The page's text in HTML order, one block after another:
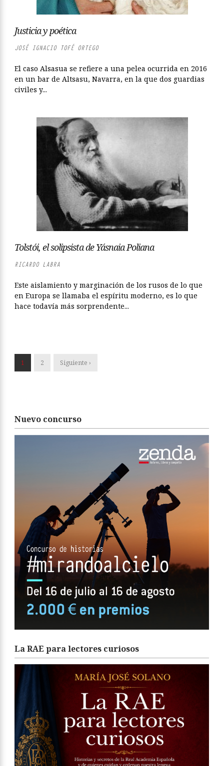
Justicia y poética
JOSÉ IGNACIO TOFÉ ORTEGO
El caso Alsasua se refiere a una pelea ocurrida en 2016
en un bar de Altsasu, Navarra, en la que dos guardias
civiles y...
Tolstói, el solipsista de Yásnaia Poliana
RICARDO LABRA
Este aislamiento y marginación de los rusos de lo que
en Europa se llamaba el espíritu moderno, es lo que
hace todavía más sorprendente...
1 2 Siguiente ›
Nuevo concurso
La RAE para lectores curiosos